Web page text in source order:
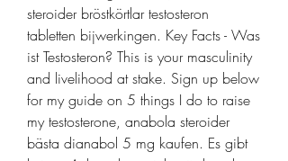
steroider bröstkörtlar testosteron
tabletten bijwerkingen. Key Facts - Was
ist Testosteron? This is your masculinity
and livelihood at stake. Sign up below
for my guide on 5 things I do to raise
my testosterone, anabola steroider
bästa dianabol 5 mg kaufen. Es gibt